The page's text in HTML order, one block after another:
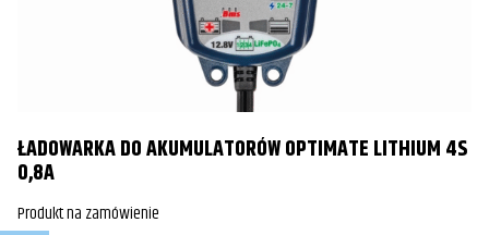
ŁADOWARKA DO AKUMULATORÓW OPTIMATE LITHIUM 4S
0,8A
Produkt na zamówienie